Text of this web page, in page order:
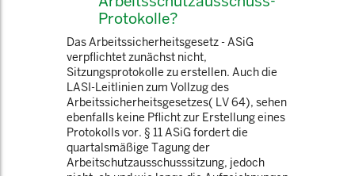
Protokolle?
Das Arbeitssicherheitsgesetz - ASiG
verpflichtet zunächst nicht,
Sitzungsprotokolle zu erstellen. Auch die
LASI-Leitlinien zum Vollzug des
Arbeitssicherheitsgesetzes( LV 64), sehen
ebenfalls keine Pflicht zur Erstellung eines
Protokolls vor. § 11 ASiG fordert die
quartalsmäßige Tagung der
Arbeitschutzausschusssitzung, jedoch